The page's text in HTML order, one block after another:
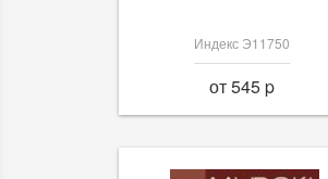
Индекс Э11750
от 545 p